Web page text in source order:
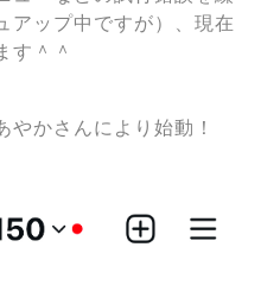
アップ中ですが）、現在
す＾＾
かさんにより始動！